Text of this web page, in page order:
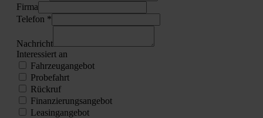
Fir­ma
Tele­fon *
Nach­richt
Inter­es­siert an
Fahr­zeug­an­ge­bot
Pro­be­fahrt
Rück­ruf
Finan­zie­rungs­an­ge­bot
Lea­sing­an­ge­bot